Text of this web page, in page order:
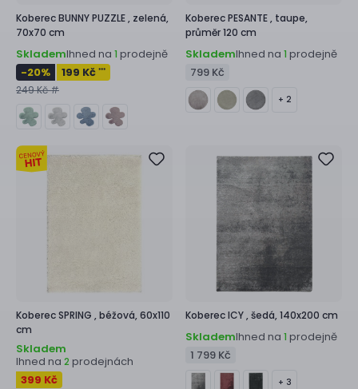
KoberecBUNNY PUZZLE , zelená,
70x70 cm
SklademIhned na 1 prodejně
-20% 199 Kč ***
249 Kč #
KoberecPESANTE , taupe,
průměr 120 cm
SklademIhned na 1 prodejně
799 Kč
+ 2
KoberecSPRING ,béžová, 60x110
cm
Skladem
Ihned na 2 prodejnách
399 Kč
KoberecICY ,šedá, 140x200 cm
SklademIhned na 1 prodejně
1 799 Kč
+ 3